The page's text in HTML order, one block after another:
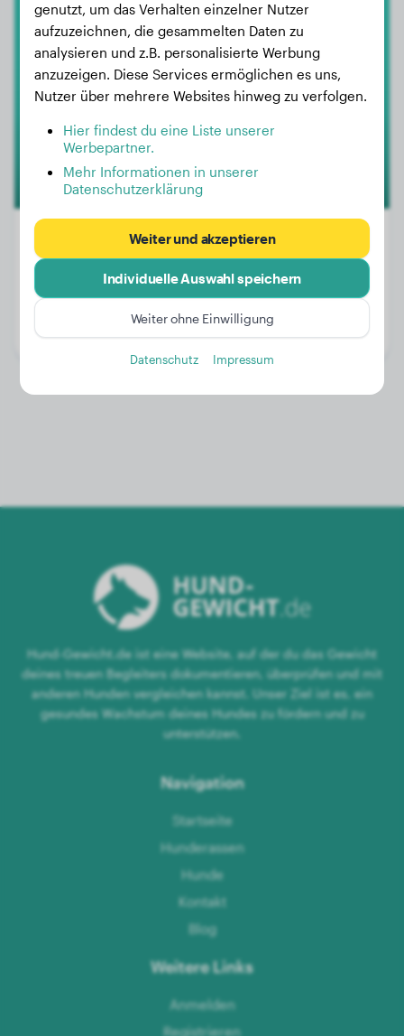
Zwergpudel
Trufa
Alter:
1 Jahr, 9 Monate
Geschlecht:
Hündinn
Hund-Gewicht.de ist eine Website, auf der du das Gewicht
deines treuen Begleiters dokumentieren, überprüfen und mit
anderen Hunden vergleichen kannst. Unser Ziel ist es, ein
gesundes Wachstum deines Hundes zu fördern und zu
unterstützen.
Navigation
Startseite
Hunderassen
Hunde
Kontakt
Blog
Weitere Links
Anmelden
Registrieren
genutzt, um das Verhalten einzelner Nutzer
aufzuzeichnen, die gesammelten Daten zu
analysieren und z.B. personalisierte Werbung
anzuzeigen. Diese Services ermöglichen es uns,
Nutzer über mehrere Websites hinweg zu verfolgen.
Hier findest du eine Liste unserer
Werbepartner.
Mehr Informationen in unserer
Datenschutzerklärung
Weiter und akzeptieren
Individuelle Auswahl speichern
Weiter ohne Einwilligung
Datenschutz Impressum